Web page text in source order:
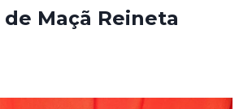
Maçã Reineta